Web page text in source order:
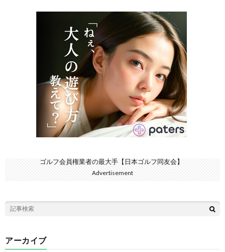
ゴルフ会員権業者の最大手【日本ゴルフ同友会】
Advertisement
アーカイブ